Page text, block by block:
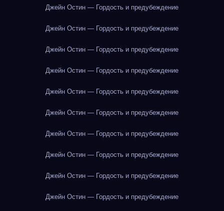
Джейн Остин — Гордость и предубеждение
Джейн Остин — Гордость и предубеждение
Джейн Остин — Гордость и предубеждение
Джейн Остин — Гордость и предубеждение
Джейн Остин — Гордость и предубеждение
Джейн Остин — Гордость и предубеждение
Джейн Остин — Гордость и предубеждение
Джейн Остин — Гордость и предубеждение
Джейн Остин — Гордость и предубеждение
Джейн Остин — Гордость и предубеждение